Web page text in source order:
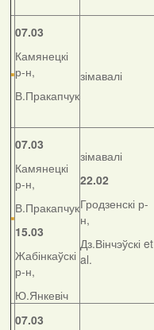
07.03
Камянецкі
р-н,
В.Пракапчук
зімавалі
07.03
Камянецкі
р-н,
В.Пракапчук
15.03
Жабінкаўскі
р-н,
Ю.Янкевіч
зімавалі
22.02
Гродзенскі р-
н,
Дз.Вінчэўскі et
al.
07.03